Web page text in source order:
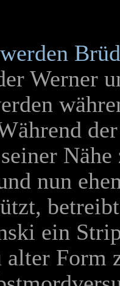
Werner
nun
ein
Form